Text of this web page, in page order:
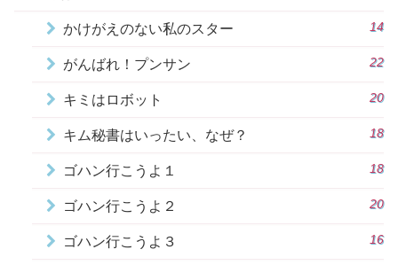
かけがえのない私のスター 14
がんばれ！プンサン 22
キミはロボット 20
キム秘書はいったい、なぜ？ 18
ゴハン行こうよ１ 18
ゴハン行こうよ２ 20
ゴハン行こうよ３ 16